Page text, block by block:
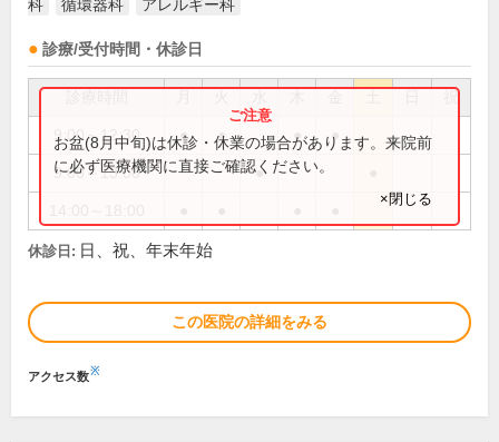
科
循環器科 アレルギー科
診療/受付時間・休診日
祝
9:00～12:30 ● ● ● ●
9:00～13:00 ●
お盆(8月中旬)は休診・休業の場合があります。来院前
に必ず医療機関に直接ご確認ください。
×閉じる
休診日: 日、祝、年末年始
この医院の詳細をみる
アクセス数※